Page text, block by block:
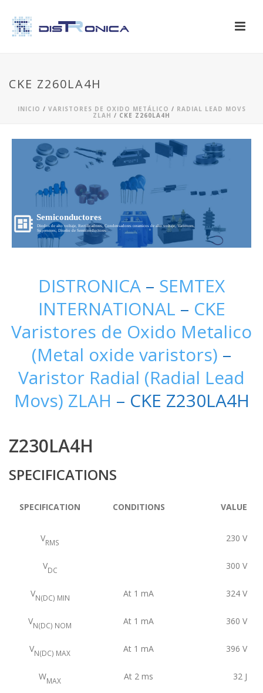
CKE Z260LA4H
INICIO / VARISTORES DE OXIDO METÁLICO / RADIAL LEAD MOVS
ZLAH / CKE Z260LA4H
Semiconductores
Diodos de alto voltaje, Rectificadores, Condensadores ceramicos de alto voltaje, Varistores,
Supresores, Diseño de Semiconductores...
DISTRONICA – SEMTEX
INTERNATIONAL – CKE
Varistores de Oxido Metalico
(Metal oxide varistors) –
Varistor Radial (Radial Lead
Movs) ZLAH – CKE Z230LA4H
Z230LA4H
SPECIFICATIONS
SPECIFICATION CONDITIONS VALUE
VRMS 230 V
VDC 300 V
VN(DC) MIN At 1 mA 324 V
VN(DC) NOM At 1 mA 360 V
VN(DC) MAX At 1 mA 396 V
WMAX At 2 ms 32 J